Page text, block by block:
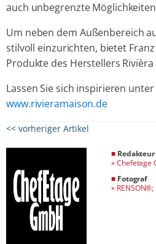
auch unbegrenzte
Um neben dem Außenbereich
stilvoll einzurichten, bietet
Produkte des Herstellers Rivièra
Lassen Sie sich inspirieren unter
www.rivieramaison.de
<< vorheriger Artikel
■ Redakteur
»Chefetage
■ Fotograf
»